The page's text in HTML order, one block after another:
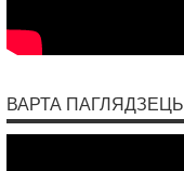
ВАРТА ПАГЛЯДЗЕЦЬ